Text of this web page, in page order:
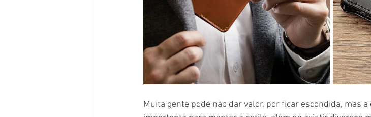
Muita gente pode não dar valor, por ficar escondida, mas